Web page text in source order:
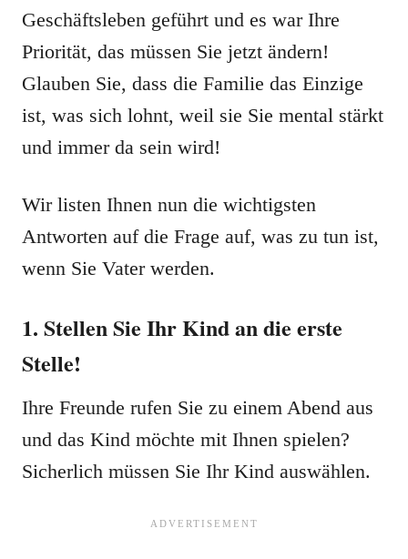
Geschäftsleben geführt und es war Ihre
Priorität, das müssen Sie jetzt ändern!
Glauben Sie, dass die Familie das Einzige
ist, was sich lohnt, weil sie Sie mental stärkt
und immer da sein wird!
Wir listen Ihnen nun die wichtigsten
Antworten auf die Frage auf, was zu tun ist,
wenn Sie Vater werden.
1. Stellen Sie Ihr Kind an die erste
Stelle!
Ihre Freunde rufen Sie zu einem Abend aus
und das Kind möchte mit Ihnen spielen?
Sicherlich müssen Sie Ihr Kind auswählen.